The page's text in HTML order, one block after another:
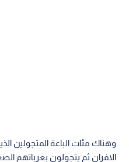
وهناك مئات الباعة المتجولين
الافران ثم يتجولون بعرباتهم